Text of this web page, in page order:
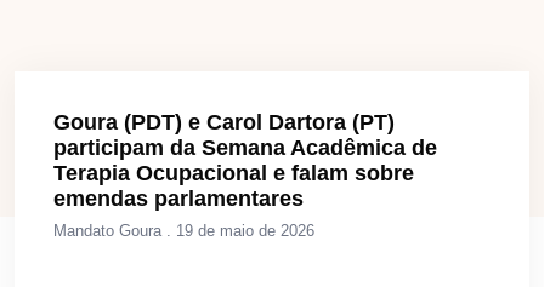
Goura (PDT) e Carol Dartora (PT)
participam da Semana Acadêmica de
Terapia Ocupacional e falam sobre
emendas parlamentares
Mandato Goura 19 de maio de 2026